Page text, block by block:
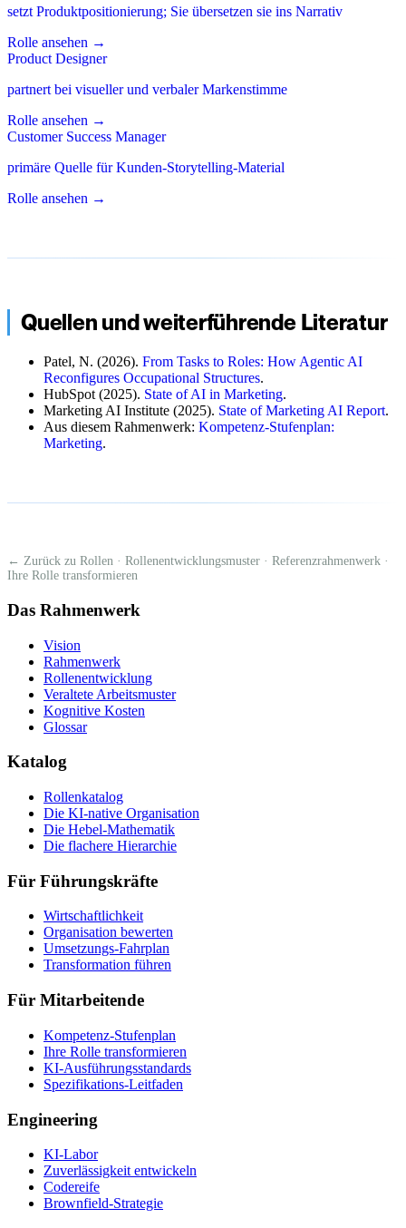
setzt Produktpositionierung; Sie übersetzen sie ins Narrativ
Rolle ansehen →
Product Designer
partnert bei visueller und verbaler Markenstimme
Rolle ansehen →
Customer Success Manager
primäre Quelle für Kunden-Storytelling-Material
Rolle ansehen →
Quellen und weiterführende Literatur
Patel, N. (2026). From Tasks to Roles: How Agentic AI
Reconfigures Occupational Structures.
HubSpot (2025). State of AI in Marketing.
Marketing AI Institute (2025). State of Marketing AI Report.
Aus diesem Rahmenwerk: Kompetenz-Stufenplan:
Marketing.
← Zurück zu Rollen · Rollenentwicklungsmuster · Referenzrahmenwerk ·
Ihre Rolle transformieren
Das Rahmenwerk
Vision
Rahmenwerk
Rollenentwicklung
Veraltete Arbeitsmuster
Kognitive Kosten
Glossar
Katalog
Rollenkatalog
Die KI-native Organisation
Die Hebel-Mathematik
Die flachere Hierarchie
Für Führungskräfte
Wirtschaftlichkeit
Organisation bewerten
Umsetzungs-Fahrplan
Transformation führen
Für Mitarbeitende
Kompetenz-Stufenplan
Ihre Rolle transformieren
KI-Ausführungsstandards
Spezifikations-Leitfaden
Engineering
KI-Labor
Zuverlässigkeit entwickeln
Codereife
Brownfield-Strategie